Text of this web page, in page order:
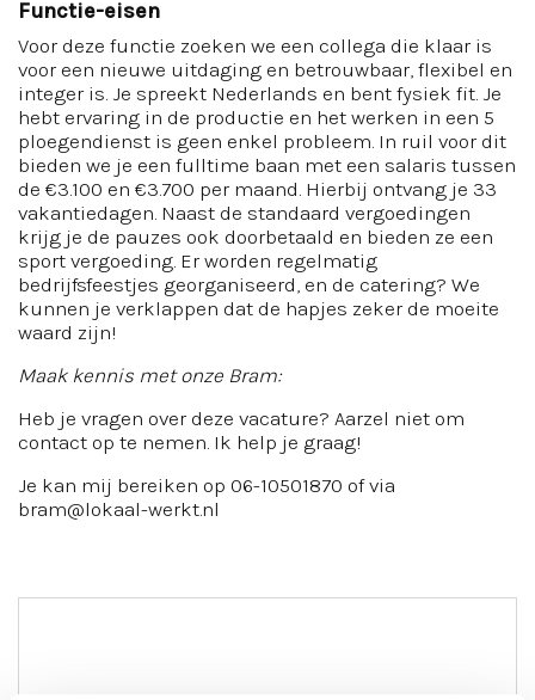
Functie-eisen
Voor deze functie zoeken we een collega die klaar is
voor een nieuwe uitdaging en betrouwbaar, flexibel en
integer is. Je spreekt Nederlands en bent fysiek fit. Je
hebt ervaring in de productie en het werken in een 5
ploegendienst is geen enkel probleem. In ruil voor dit
bieden we je een fulltime baan met een salaris tussen
de €3.100 en €3.700 per maand. Hierbij ontvang je 33
vakantiedagen. Naast de standaard vergoedingen
krijg je de pauzes ook doorbetaald en bieden ze een
sport vergoeding. Er worden regelmatig
bedrijfsfeestjes georganiseerd, en de catering? We
kunnen je verklappen dat de hapjes zeker de moeite
waard zijn!
Maak kennis met onze Bram:
Heb je vragen over deze vacature? Aarzel niet om
contact op te nemen. Ik help je graag!
Je kan mij bereiken op 06-10501870 of via
bram@lokaal-werkt.nl